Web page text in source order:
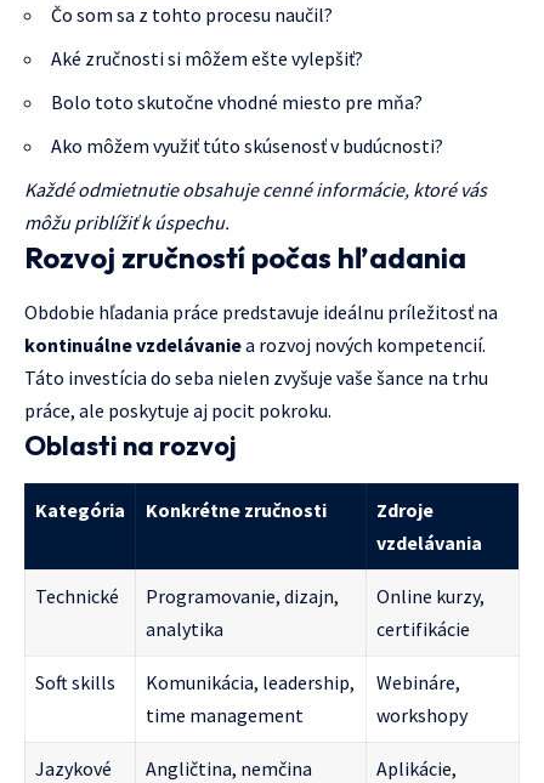
Čo som sa z tohto procesu naučil?
Aké zručnosti si môžem ešte vylepšiť?
Bolo toto skutočne vhodné miesto pre mňa?
Ako môžem využiť túto skúsenosť v budúcnosti?
Každé odmietnutie obsahuje cenné informácie, ktoré vás
môžu priblížiť k úspechu.
Rozvoj zručností počas hľadania
Obdobie hľadania práce predstavuje ideálnu príležitosť na
kontinuálne vzdelávaniea rozvoj nových kompetencií.
Táto investícia do seba nielen zvyšuje vaše šance na trhu
práce, ale poskytuje aj pocit pokroku.
Oblasti na rozvoj
Kategória Konkrétne zručnosti
Zdroje
vzdelávania
Technické
Programovanie, dizajn,
analytika
Online kurzy,
certifikácie
Soft skills
Komunikácia, leadership,
time management
Webináre,
workshopy
Jazykové Angličtina, nemčina
Aplikácie,